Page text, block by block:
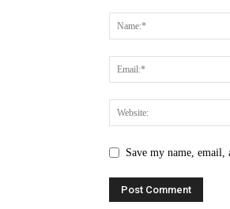
Save my name,